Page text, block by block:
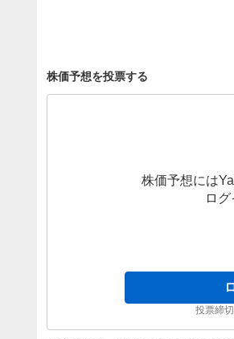
株価予想を投票する
株価予想には
ロ
投票締切